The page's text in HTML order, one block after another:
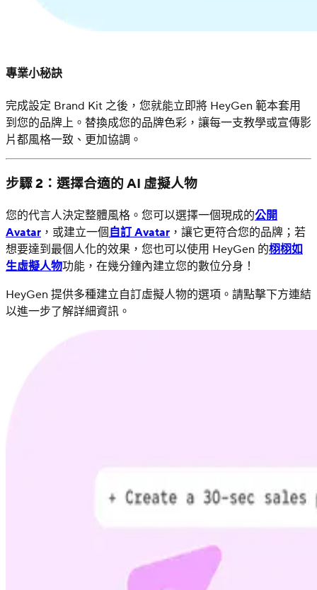
專業小秘訣
完成設定 Brand Kit 之後，您就能立即將 HeyGen 範本套用
到您的品牌上。替換成您的品牌色彩，讓每一支教學或宣傳影
片都風格一致、更加協調。
步驟 2：選擇合適的 AI 虛擬人物
您的代言人決定整體風格。您可以選擇一個現成的公開
Avatar ，或建立一個 自訂 Avatar ，讓它更符合您的品牌；若
想要達到最個人化的效果，您也可以使用 HeyGen 的栩栩如
生虛擬人物功能，在幾分鐘內建立您的數位分身！
HeyGen 提供多種建立自訂虛擬人物的選項。請點擊下方連結
以進一步了解詳細資訊。